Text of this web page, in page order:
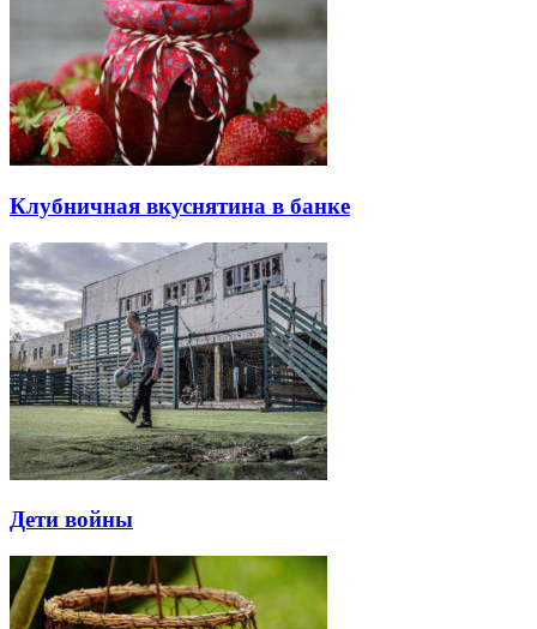
Клубничная вкуснятина в банке
Дети войны